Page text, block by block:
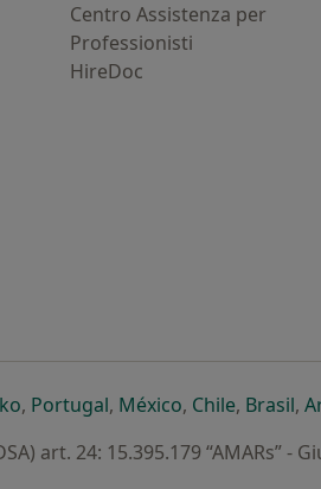
Centro Assistenza per
Professionisti
HireDoc
scheda
in una nuova scheda
si apre in una nuova scheda
, Portugalsi apre in una nuova
, Méxicosi apre in una
, Chilesi apre in
, Brasilsi
,
art. 24: 15.395.179 “AMARs” -